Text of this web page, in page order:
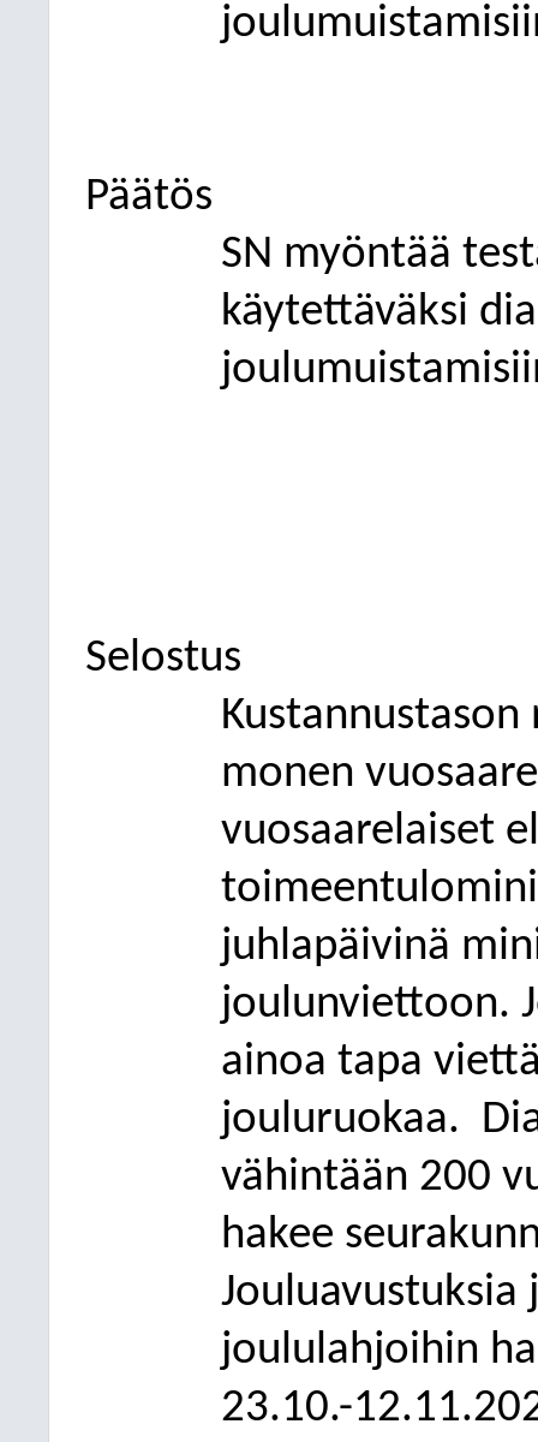
Päätös
SN myöntää
käytettäväksi
Selostus
monen
vuosaarelaiset
juhlapäivinä
joulunviettoon.
ainoa tapa
jouluruokaa.
vähintään 200
hakee
joululahjoihin
23.10.-